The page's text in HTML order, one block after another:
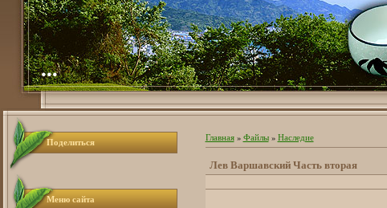
...
Поделиться
Меню сайта
Главная» Файлы» Наследие
Лев Варшавский Часть вторая